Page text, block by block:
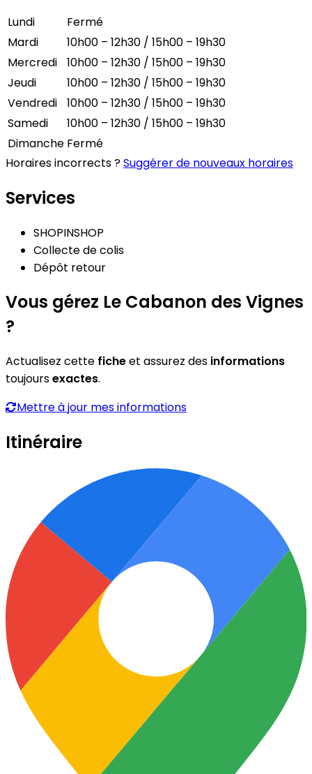
Lundi
Fermé
Mardi
10h00 – 12h30 / 15h00 – 19h30
Mercredi
10h00 – 12h30 / 15h00 – 19h30
Jeudi
10h00 – 12h30 / 15h00 – 19h30
Vendredi
10h00 – 12h30 / 15h00 – 19h30
Samedi
10h00 – 12h30 / 15h00 – 19h30
Dimanche Fermé
Horaires incorrects ?Suggérer de nouveaux horaires
Services
SHOPINSHOP
Collecte de colis
Dépôt retour
Vous gérez Le Cabanon des Vignes
?
Actualisez cette ficheet assurez des informations
toujoursexactes.
Mettre à jour mes informations
Itinéraire